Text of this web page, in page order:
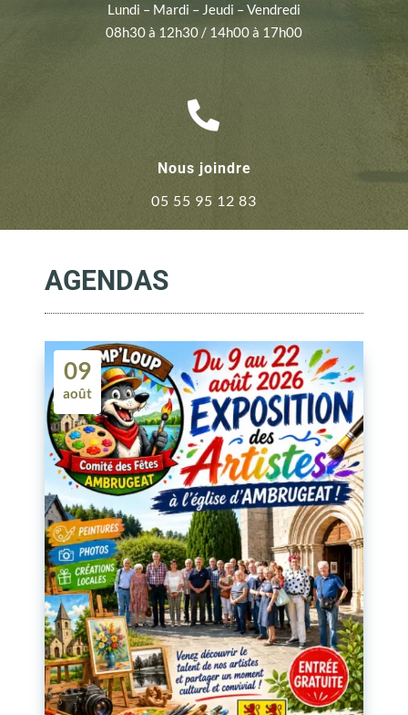
Lundi – Mardi – Jeudi – Vendredi
08h30 à 12h30 / 14h00 à 17h00

Nous joindre
05 55 95 12 83
AGENDAS
09
août